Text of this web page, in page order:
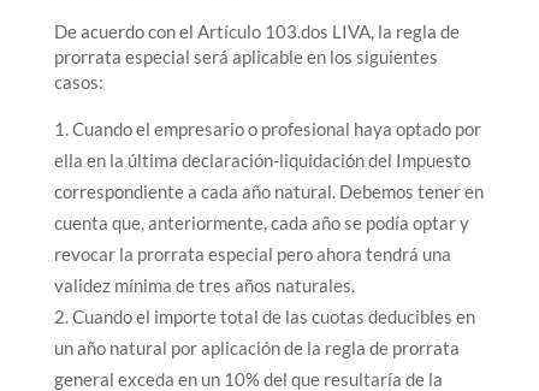
De acuerdo con el Artículo 103.dos LIVA, la regla de
prorrata especial será aplicable en los siguientes
casos:
Cuando el empresario o profesional haya optado por
ella en la última declaración-liquidación del Impuesto
correspondiente a cada año natural. Debemos tener en
cuenta que, anteriormente, cada año se podía optar y
revocar la prorrata especial pero ahora tendrá una
validez mínima de tres años naturales.
Cuando el importe total de las cuotas deducibles en
un año natural por aplicación de la regla de prorrata
general exceda en un 10% del que resultaría de la